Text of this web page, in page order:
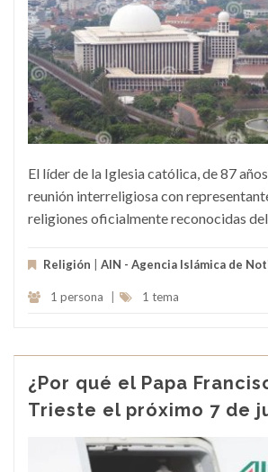
El líder de la Iglesia católica, de 87
reunión interreligiosa con
religiones oficialmente reconocidas
Religión AIN - Agencia Islámica de
1 persona 1 tema
¿Por qué el Papa
Trieste el próximo 7 de